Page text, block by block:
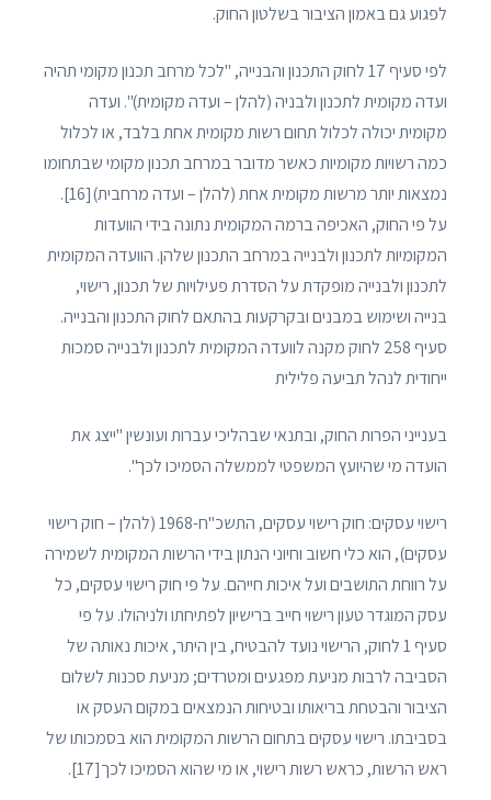
לפגוע גם באמון הציבור בשלטון החוק.
לפי סעיף 17 לחוק התכנון והבנייה, "לכל מרחב תכנון מקומי תהיה
ועדה מקומית לתכנון ולבניה (להלן – ועדה מקומית)". ועדה
מקומית יכולה לכלול תחום רשות מקומית אחת בלבד, או לכלול
כמה רשויות מקומיות כאשר מדובר במרחב תכנון מקומי שבתחומו
נמצאות יותר מרשות מקומית אחת (להלן – ועדה מרחבית)[16].
על פי החוק, האכיפה ברמה המקומית נתונה בידי הוועדות
המקומיות לתכנון ולבנייה במרחב התכנון שלהן. הוועדה המקומית
לתכנון ולבנייה מופקדת על הסדרת פעילויות של תכנון, רישוי,
בנייה ושימוש במבנים ובקרקעות בהתאם לחוק התכנון והבנייה.
סעיף 258 לחוק מקנה לוועדה המקומית לתכנון ולבנייה סמכות
ייחודית לנהל תביעה פלילית
בענייני הפרות החוק, ובתנאי שבהליכי עברות ועונשין "ייצג את
הועדה מי שהיועץ המשפטי לממשלה הסמיכו לכך".
רישוי עסקים: חוק רישוי עסקים, התשכ"ח-1968 (להלן – חוק רישוי
עסקים), הוא כלי חשוב וחיוני הנתון בידי הרשות המקומית לשמירה
על רווחת התושבים ועל איכות חייהם. על פי חוק רישוי עסקים, כל
עסק המוגדר טעון רישוי חייב ברישיון לפתיחתו ולניהולו. על פי
סעיף 1 לחוק, הרישוי נועד להבטיח, בין היתר, איכות נאותה של
הסביבה לרבות מניעת מפגעים ומטרדים; מניעת סכנות לשלום
הציבור והבטחת בריאותו ובטיחות הנמצאים במקום העסק או
בסביבתו. רישוי עסקים בתחום הרשות המקומית הוא בסמכותו של
ראש הרשות, כראש רשות רישוי, או מי שהוא הסמיכו לכך[17].